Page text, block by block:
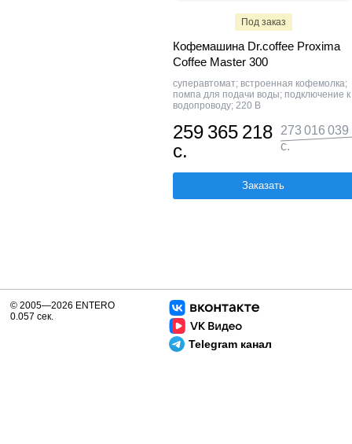
Под заказ
Кофемашина Dr.coffee Proxima
Coffee Master 300
суперавтомат; встроенная кофемолка;
помпа для подачи воды; подключение к
водопроводу; 220 В
259 365 218
с.
273 016 039
с.
Заказать
Telegram канал
© 2005—2026 ENTERO
0.057 сек.